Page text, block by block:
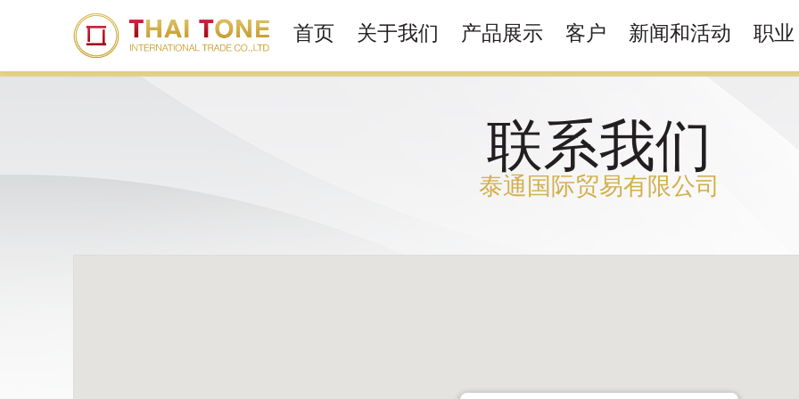
首页 关于我们 产品展示 客户 新闻和活动 职业
联系我们
泰通国际贸易有限公司